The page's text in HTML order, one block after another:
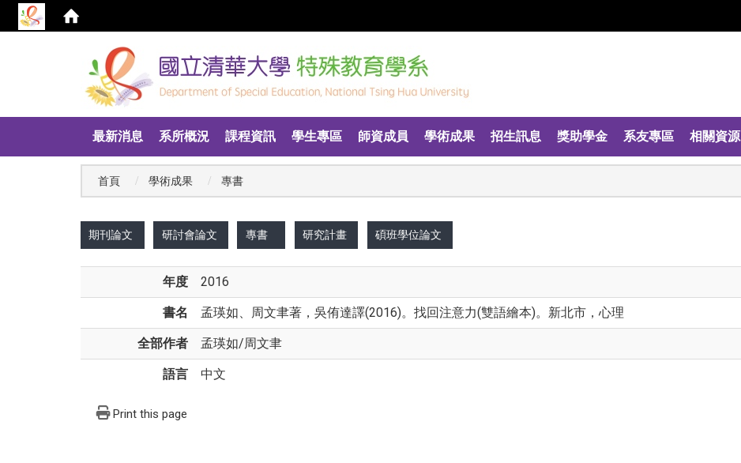
最新消息 系所概況 課程資訊 學生專區 師資成員 學術成果 招生訊息 獎助學金 系友專區 相關資源
首頁 學術成果 專書
期刊論文 研討會論文 專書 研究計畫 碩班學位論文
年度 2016
書名 孟瑛如、周文聿著，吳侑達譯(2016)。找回注意力(雙語繪本)。新北市，心理
全部作者 孟瑛如/周文聿
語言 中文
Print this page